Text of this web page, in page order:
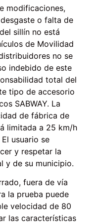
modificaciones,
o falta de
sillín no está
de Movilidad
no se
indebido de este
total del
tipo de accesorio
SABWAY. La
de fábrica de
limitada a 25 km/h
usuario se
y respetar la
y de su municipio.
fuera de vía
la prueba puede
velocidad de 80
las características